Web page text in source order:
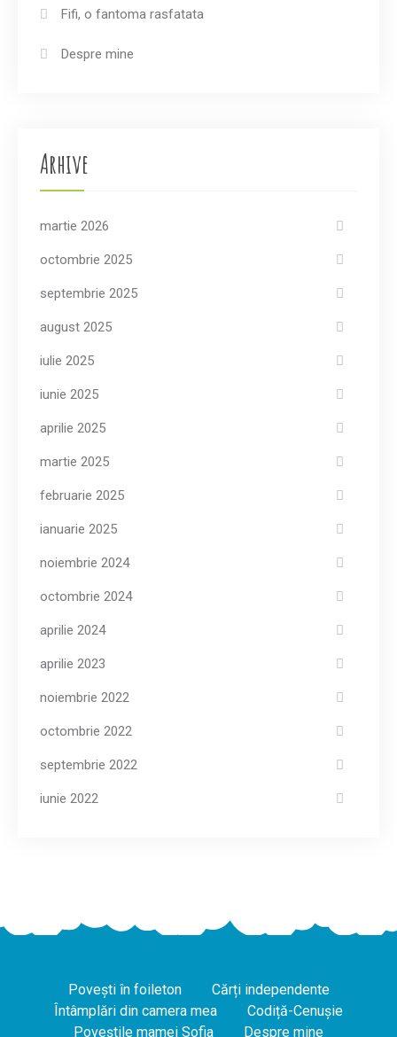
Fifi, o fantoma rasfatata
Despre mine
Arhive
martie 2026
octombrie 2025
septembrie 2025
august 2025
iulie 2025
iunie 2025
aprilie 2025
martie 2025
februarie 2025
ianuarie 2025
noiembrie 2024
octombrie 2024
aprilie 2024
aprilie 2023
noiembrie 2022
octombrie 2022
septembrie 2022
iunie 2022
Povești în foileton
Cărți independente
Întâmplări din camera mea
Codiță-Cenușie
Poveștile mamei Sofia
Despre mine